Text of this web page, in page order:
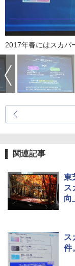
2017年春にはスカパ
関連記事
東
ス
向
ス
件